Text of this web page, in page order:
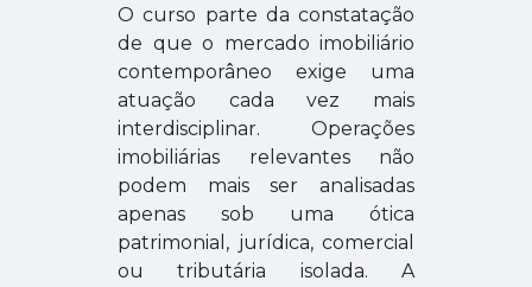
O curso parte da constatação
de que o mercado imobiliário
contemporâneo exige uma
atuação cada vez mais
interdisciplinar. Operações
imobiliárias relevantes não
podem mais ser analisadas
apenas sob uma ótica
patrimonial, jurídica, comercial
ou tributária isolada. A